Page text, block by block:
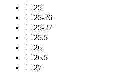
25
25-26
25-27
25.5
26
26.5
27